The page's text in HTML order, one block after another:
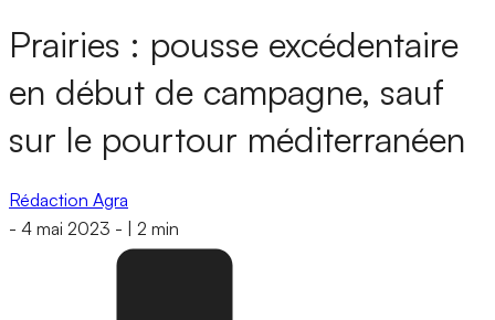
Prairies : pousse excédentaire
en début de campagne, sauf
sur le pourtour méditerranéen
Rédaction Agra
- 4 mai 2023 - 2 min